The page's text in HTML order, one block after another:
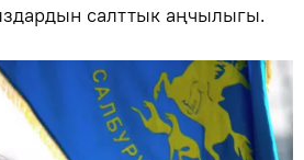
салттык аңчылыгы.